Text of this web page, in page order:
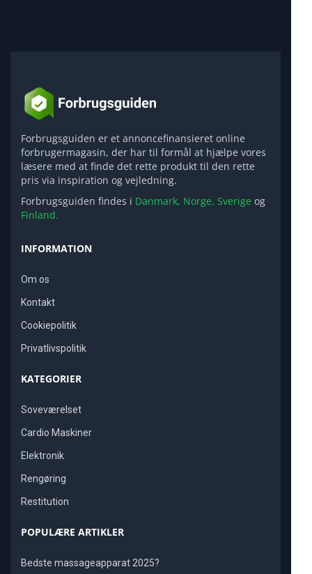
Forbrugsguiden er et annoncefinansieret online
forbrugermagasin, der har til formål at hjælpe vores
læsere med at finde det rette produkt til den rette
pris via inspiration og vejledning.
Forbrugsguiden findes i Danmark, Norge, Sverige og
Finland.
INFORMATION
Om os
Kontakt
Cookiepolitik
Privatlivspolitik
KATEGORIER
Soveværelset
Cardio Maskiner
Elektronik
Rengøring
Restitution
POPULÆRE ARTIKLER
Bedste massageapparat 2025?